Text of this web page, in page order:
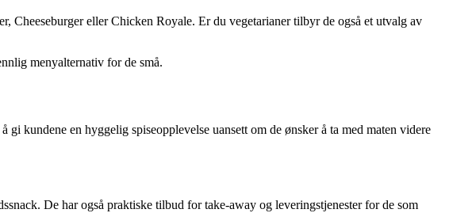
eller Chicken Royale. Er du vegetarianer tilbyr de også et utvalg av
menyalternativ for de små.
kundene en hyggelig spiseopplevelse uansett om de ønsker å ta med maten videre
De har også praktiske tilbud for take-away og leveringstjenester for de som